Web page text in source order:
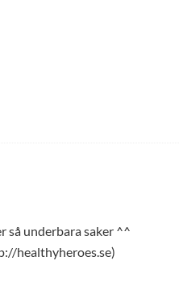
så underbara saker ^^
healthyheroes.se)